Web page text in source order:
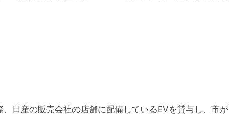
日産の販売会社の店舗に配備しているEVを貸与し、市が